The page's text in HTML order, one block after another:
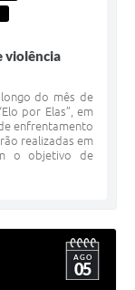
violência
do mês de
por Elas”, em
enfrentamento
realizadas em
o objetivo de
AGO
05